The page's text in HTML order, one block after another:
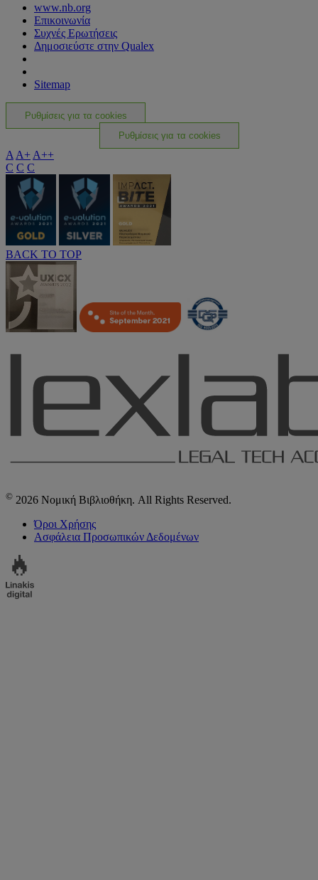
www.nb.org
Επικοινωνία
Συχνές Ερωτήσεις
Δημοσιεύστε στην Qualex
Sitemap
Ρυθμίσεις για τα cookies
Ρυθμίσεις για τα cookies
A A+ A++
C C C
BACK TO TOP
© 2026 Νομική Βιβλιοθήκη. All Rights Reserved.
Όροι Χρήσης
Ασφάλεια Προσωπικών Δεδομένων